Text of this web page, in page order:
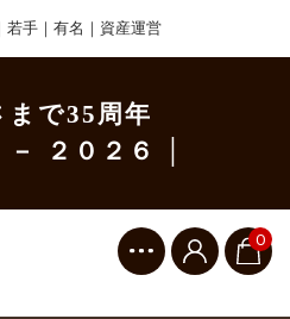
若手｜有名｜資産運営
まで35周年
－ ２０２６ │
0